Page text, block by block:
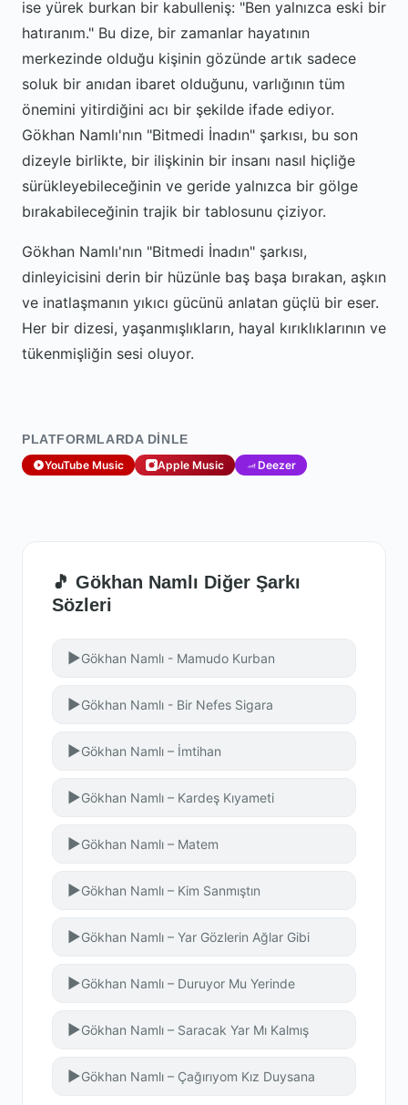
ise yürek burkan bir kabulleniş: "Ben yalnızca eski bir
hatıranım." Bu dize, bir zamanlar hayatının
merkezinde olduğu kişinin gözünde artık sadece
soluk bir anıdan ibaret olduğunu, varlığının tüm
önemini yitirdiğini acı bir şekilde ifade ediyor.
Gökhan Namlı'nın "Bitmedi İnadın" şarkısı, bu son
dizeyle birlikte, bir ilişkinin bir insanı nasıl hiçliğe
sürükleyebileceğinin ve geride yalnızca bir gölge
bırakabileceğinin trajik bir tablosunu çiziyor.
Gökhan Namlı'nın "Bitmedi İnadın" şarkısı,
dinleyicisini derin bir hüzünle baş başa bırakan, aşkın
ve inatlaşmanın yıkıcı gücünü anlatan güçlü bir eser.
Her bir dizesi, yaşanmışlıkların, hayal kırıklıklarının ve
tükenmişliğin sesi oluyor.
PLATFORMLARDA DINLE
YouTube Music Apple Music Deezer
🎵 Gökhan Namlı Diğer Şarkı
Sözleri
▶Gökhan Namlı - Mamudo Kurban
▶Gökhan Namlı - Bir Nefes Sigara
▶Gökhan Namlı – İmtihan
▶Gökhan Namlı – Kardeş Kıyameti
▶Gökhan Namlı – Matem
▶Gökhan Namlı – Kim Sanmıştın
▶Gökhan Namlı – Yar Gözlerin Ağlar Gibi
▶Gökhan Namlı – Duruyor Mu Yerinde
▶Gökhan Namlı – Saracak Yar Mı Kalmış
▶Gökhan Namlı – Çağırıyom Kız Duysana